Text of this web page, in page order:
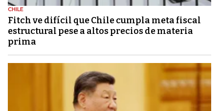
CHILE
Fitch ve difícil que Chile cumpla meta fiscal
estructural pese a altos precios de materia
prima